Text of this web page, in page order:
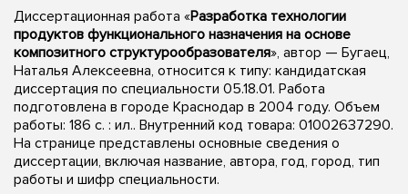
Диссертационная работа «Разработка технологии
продуктов функционального назначения на основе
композитного структурообразователя», автор — Бугаец,
Наталья Алексеевна, относится к типу: кандидатская
диссертация по специальности 05.18.01. Работа
подготовлена в городе Краснодар в 2004 году. Объем
работы: 186 с. : ил.. Внутренний код товара: 01002637290.
На странице представлены основные сведения о
диссертации, включая название, автора, год, город, тип
работы и шифр специальности.